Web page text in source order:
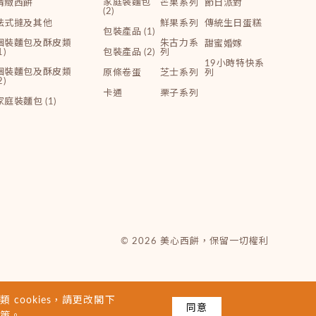
緻西餅
式撻及其他
裝麵包及酥皮類
裝麵包及酥皮類
庭裝麵包 (1)
家庭裝麵包
(2)
包裝產品 (1)
包裝產品 (2)
原條卷蛋
卡通
芒果系列
鮮果系列
朱古力系
列
芝士系列
栗子系列
節日派對
傳統生日蛋糕
甜蜜婚嫁
19小時特快系
列
© 2026 美心西餅，保留一切權利
cookies，請更改閣下
同意